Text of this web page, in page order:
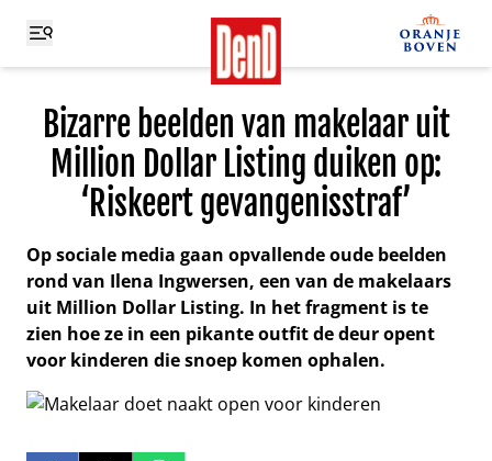
Bizarre beelden van makelaar uit
Million Dollar Listing duiken op:
‘Riskeert gevangenisstraf’
Op sociale media gaan opvallende oude beelden
rond van Ilena Ingwersen, een van de makelaars
uit Million Dollar Listing. In het fragment is te
zien hoe ze in een pikante outfit de deur opent
voor kinderen die snoep komen ophalen.